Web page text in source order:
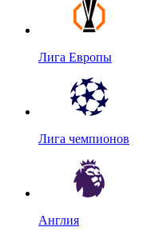
Лига Европы
Лига чемпионов
Англия